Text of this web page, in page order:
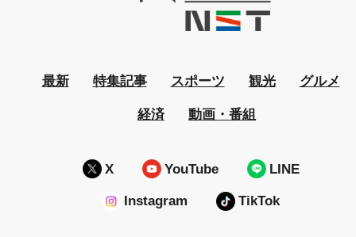
最新 特集記事 スポーツ 観光 グルメ
経済 動画・番組
X YouTube LINE
Instagram TikTok